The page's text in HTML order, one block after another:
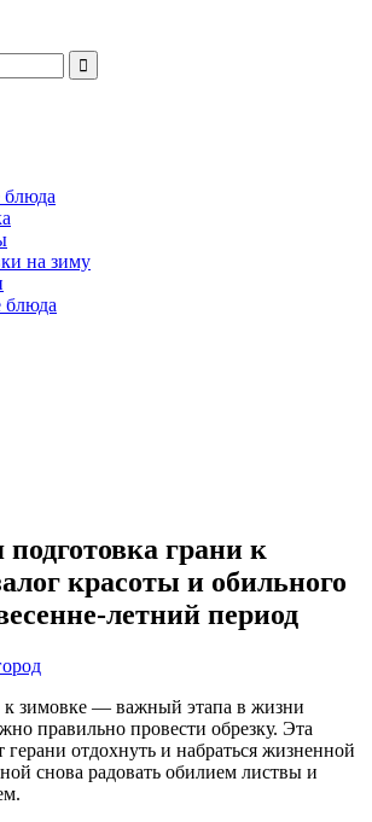
на зиму
грани к
красоты и обильного
летний период
к зимовке — важный этапа в жизни
правильно провести обрезку. Эта
отдохнуть и набраться жизненной
снова радовать обилием листвы и